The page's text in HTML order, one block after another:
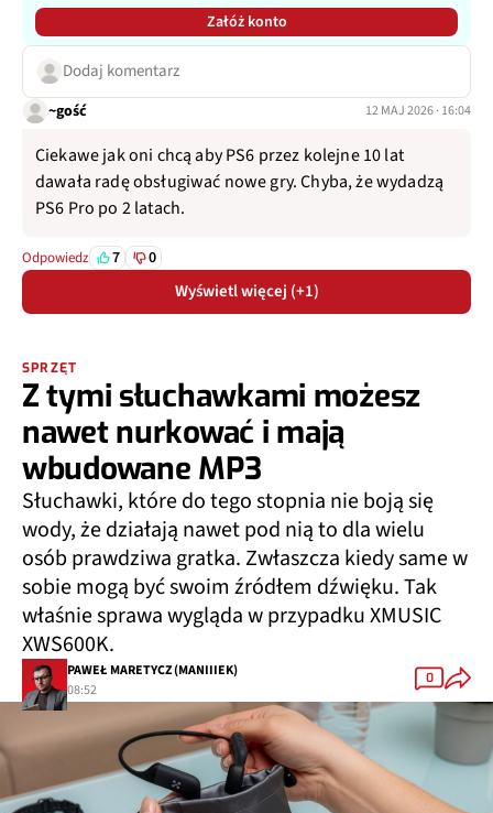
Załóż konto
Dodaj komentarz
~gość 12 MAJ 2026 · 16:04
Ciekawe jak oni chcą aby PS6 przez kolejne 10 lat
dawała radę obsługiwać nowe gry. Chyba, że wydadzą
PS6 Pro po 2 latach.
Odpowiedz 7 0
Wyświetl więcej (+1)
SPRZĘT
Z tymi słuchawkami możesz
nawet nurkować i mają
wbudowane MP3
Słuchawki, które do tego stopnia nie boją się
wody, że działają nawet pod nią to dla wielu
osób prawdziwa gratka. Zwłaszcza kiedy same w
sobie mogą być swoim źródłem dźwięku. Tak
właśnie sprawa wygląda w przypadku XMUSIC
XWS600K.
PAWEŁ MARETYCZ (MANIIIEK)
08:52
0